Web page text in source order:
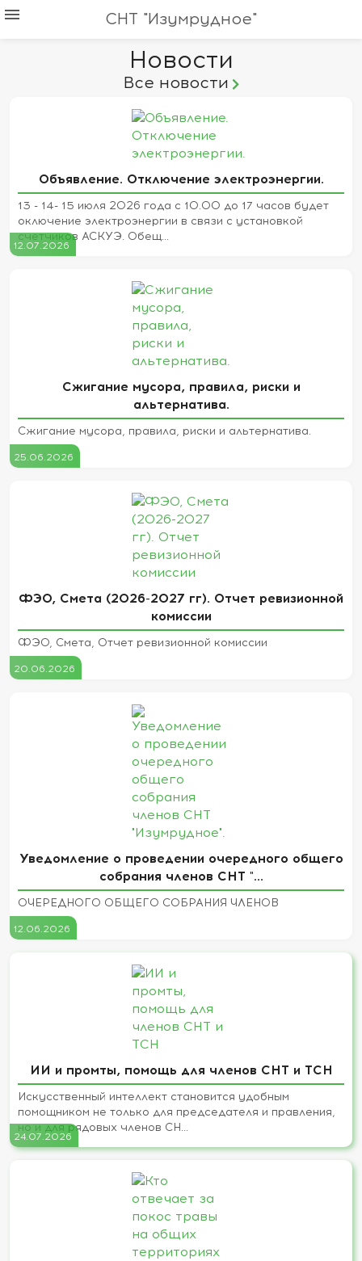
menu СНТ "Изумрудное"
Новости
Все новости
Объявление. Отключение электроэнергии.
13 - 14- 15 июля 2026 года с 10.00 до 17 часов будет
оключение электроэнергии в связи с установкой
счетчиков АСКУЭ. Обещ...
12.07.2026
Сжигание мусора, правила, риски и
альтернатива.
Сжигание мусора, правила, риски и альтернатива.
25.06.2026
ФЭО, Смета (2026-2027 гг). Отчет ревизионной
комиссии
ФЭО, Смета, Отчет ревизионной комиссии
20.06.2026
Уведомление о проведении очередного общего
собрания членов СНТ "...
ОЧЕРЕДНОГО ОБЩЕГО СОБРАНИЯ ЧЛЕНОВ
12.06.2026
ИИ и промты, помощь для членов СНТ и ТСН
Искусственный интеллект становится удобным
помощником не только для председателя и правления,
но и для рядовых членов СН...
24.07.2026